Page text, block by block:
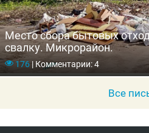
Место сбора бытовых
свалку. Микрорайон.
176 |Комментарии: 4
Все